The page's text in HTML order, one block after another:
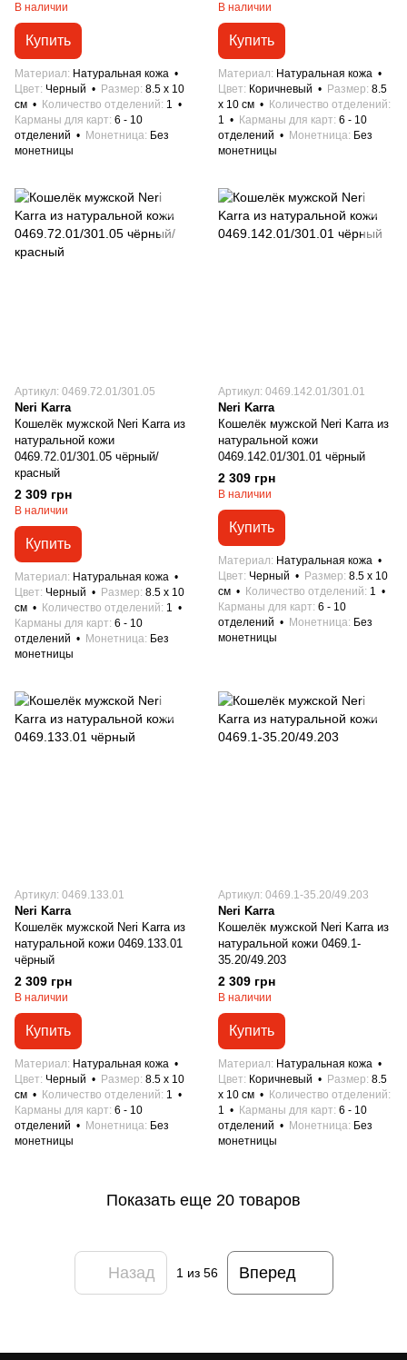
В наличии
Купить
Материал
Натуральная кожа
Цвет Черный Размер 8.5 x 10
см
Количество отделений 1
Карманы для карт 6 - 10
отделений
Монетница Без
монетницы
В наличии
Купить
Материал
Натуральная кожа
Цвет
Коричневый Размер 8.5
x 10 см
Количество отделений
1
Карманы для карт 6 - 10
отделений
Монетница Без
монетницы
Артикул: 0469.72.01/301.05
Neri Karra
Кошелёк мужской Neri Karra из
натуральной кожи
0469.72.01/301.05 чёрный/
красный
2 309 грн
В наличии
Купить
Материал
Натуральная кожа
Цвет Черный Размер 8.5 x 10
см
Количество отделений 1
Карманы для карт 6 - 10
отделений
Монетница Без
монетницы
Артикул: 0469.142.01/301.01
Neri Karra
Кошелёк мужской Neri Karra из
натуральной кожи
0469.142.01/301.01 чёрный
2 309 грн
В наличии
Купить
Материал
Натуральная кожа
Цвет Черный Размер 8.5 x 10
см
Количество отделений 1
Карманы для карт 6 - 10
отделений
Монетница Без
монетницы
Артикул: 0469.133.01
Neri Karra
Кошелёк мужской Neri Karra из
натуральной кожи 0469.133.01
чёрный
2 309 грн
В наличии
Купить
Материал
Натуральная кожа
Цвет Черный Размер 8.5 x 10
см
Количество отделений 1
Карманы для карт 6 - 10
отделений
Монетница Без
монетницы
Артикул: 0469.1-35.20/49.203
Neri Karra
Кошелёк мужской Neri Karra из
натуральной кожи 0469.1-
35.20/49.203
2 309 грн
В наличии
Купить
Материал
Натуральная кожа
Цвет
Коричневый Размер 8.5
x 10 см
Количество отделений
1
Карманы для карт 6 - 10
отделений
Монетница Без
монетницы
Показать еще 20 товаров
Назад 1 из 56 Вперед